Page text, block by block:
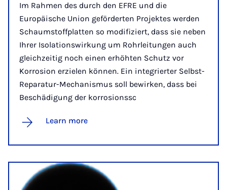
Im Rahmen des durch den EFRE und die
Europäische Union geförderten Projektes werden
Schaumstoffplatten so modifiziert, dass sie neben
Ihrer Isolationswirkung um Rohrleitungen auch
gleichzeitig noch einen erhöhten Schutz vor
Korrosion erzielen können. Ein integrierter Selbst-
Reparatur-Mechanismus soll bewirken, dass bei
Beschädigung der korrosionssc
Learn more